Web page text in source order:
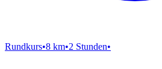
Rundkurs•8 km•2 Stunden•